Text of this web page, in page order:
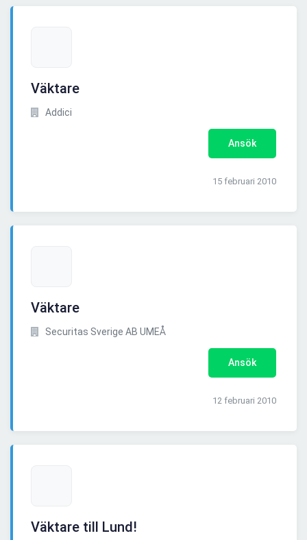
Väktare
Addici
Ansök
15 februari 2010
Väktare
Securitas Sverige AB UMEÅ
Ansök
12 februari 2010
Väktare till Lund!